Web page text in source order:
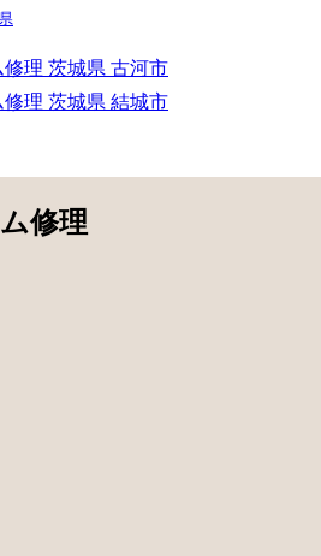
理 茨城県 古河市
理 茨城県 結城市
修理